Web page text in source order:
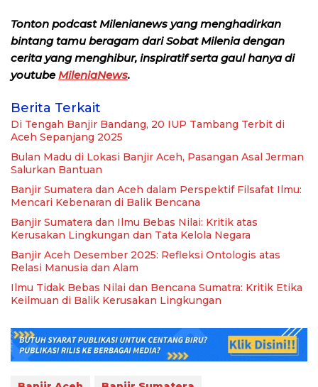
Tonton podcast Milenianews yang menghadirkan
bintang tamu beragam dari Sobat Milenia dengan
cerita yang menghibur, inspiratif serta gaul hanya di
youtube MileniaNews.
Berita Terkait
Di Tengah Banjir Bandang, 20 IUP Tambang Terbit di
Aceh Sepanjang 2025
Bulan Madu di Lokasi Banjir Aceh, Pasangan Asal Jerman
Salurkan Bantuan
Banjir Sumatera dan Aceh dalam Perspektif Filsafat Ilmu:
Mencari Kebenaran di Balik Bencana
Banjir Sumatera dan Ilmu Bebas Nilai: Kritik atas
Kerusakan Lingkungan dan Tata Kelola Negara
Banjir Aceh Desember 2025: Refleksi Ontologis atas
Relasi Manusia dan Alam
Ilmu Tidak Bebas Nilai dan Bencana Sumatra: Kritik Etika
Keilmuan di Balik Kerusakan Lingkungan